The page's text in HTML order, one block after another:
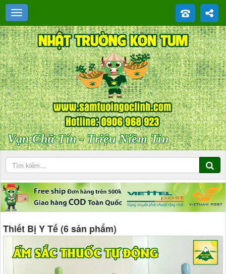
Vạn Chữ Tín - Triệu Niềm Tin
Thiết Bị Y Tế (6 sản phẩm)